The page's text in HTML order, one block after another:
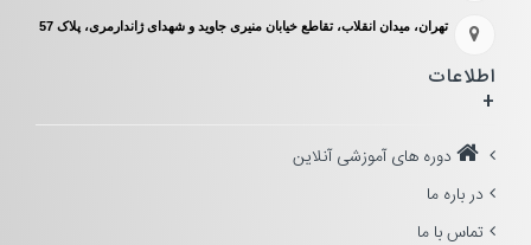
تهران، میدان انقلاب، تقاطع خیابان منیری جاوید و شهدای ژاندارمری، پلاک 57
اطلاعات
+
دوره های آموزشی آنلاین
در باره ما
تماس با ما